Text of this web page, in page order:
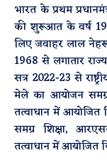
भारत के प्रथम
की शुरूआत के वर्ष
लिए जवाहर लाल नेहरू
1968 से लगातार
सत्र 2022-23 से
मेले का आयोजन
तत्वाधान में आयोजित
समग्र शिक्षा,
तत्वाधान में आयोजित